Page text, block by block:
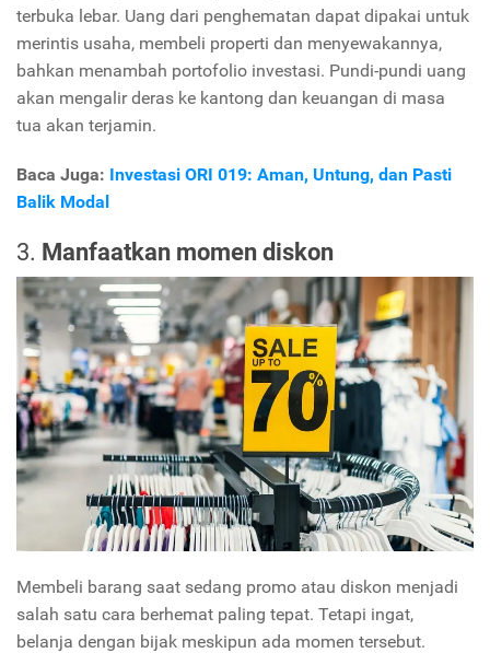
terbuka lebar. Uang dari penghematan dapat dipakai untuk
merintis usaha, membeli properti dan menyewakannya,
bahkan menambah portofolio investasi. Pundi-pundi uang
akan mengalir deras ke kantong dan keuangan di masa
tua akan terjamin.
Baca Juga: Investasi ORI 019: Aman, Untung, dan Pasti
Balik Modal
3. Manfaatkan momen diskon
Membeli barang saat sedang promo atau diskon menjadi
salah satu cara berhemat paling tepat. Tetapi ingat,
belanja dengan bijak meskipun ada momen tersebut.